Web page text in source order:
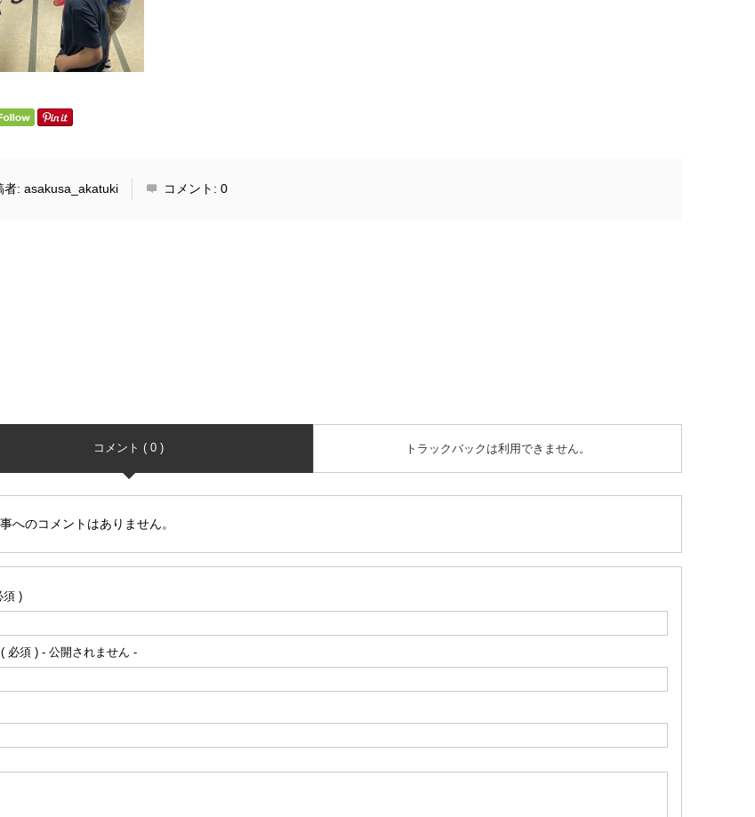
者:asakusa_akatuki コメント:0
コメント ( 0 ) トラックバックは利用できません。
へのコメントはありません。
須 )
必須 ) - 公開されません -